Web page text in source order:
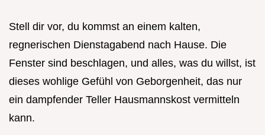
Stell dir vor, du kommst an einem kalten,
regnerischen Dienstagabend nach Hause. Die
Fenster sind beschlagen, und alles, was du willst, ist
dieses wohlige Gefühl von Geborgenheit, das nur
ein dampfender Teller Hausmannskost vermitteln
kann.